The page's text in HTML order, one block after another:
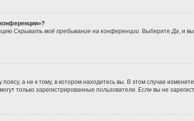
Скрывать моё пребывание на конференции. ВыберитеДа, и
а не к тому, в котором находитесь вы. В этом случае
только зарегистрированные пользователи. Если вы не